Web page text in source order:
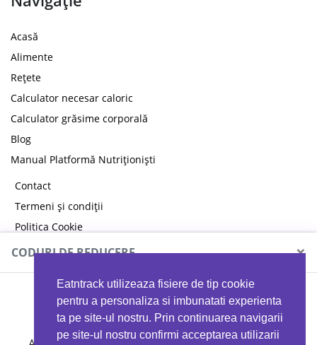
Eatntrack utilizeaza fisiere de tip cookie
pentru a personaliza si imbunatati experienta
ta pe site-ul nostru. Prin continuarea navigarii
pe site-ul nostru confirmi acceptarea utilizarii
Acasă
Alimente
Rețete
Calculator necesar caloric
Calculator grăsime corporală
Blog
Manual Platformă Nutriționiști
Contact
Termeni și condiții
Politica Cookie
Politica de confidențialitate
CODURI DE REDUCERE ×
MYPROTEIN